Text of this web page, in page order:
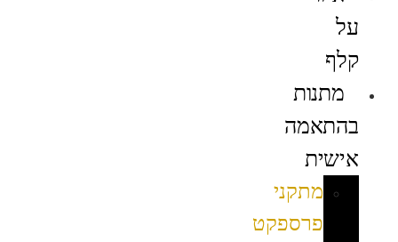
על
קלף
מתנות
בהתאמה
אישית
מתקני
פרספקט